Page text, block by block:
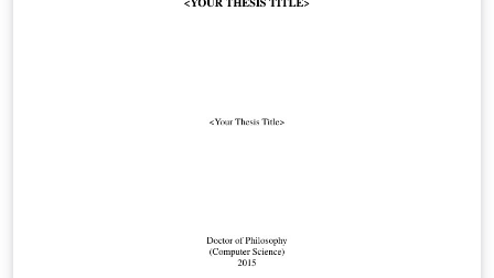
petits gâteaux alsaciens préparés traditionnellement
délicieux petits démons. Bredele répond à tous ceux qui
outil indispensable pour qui veut efficacement rédiger